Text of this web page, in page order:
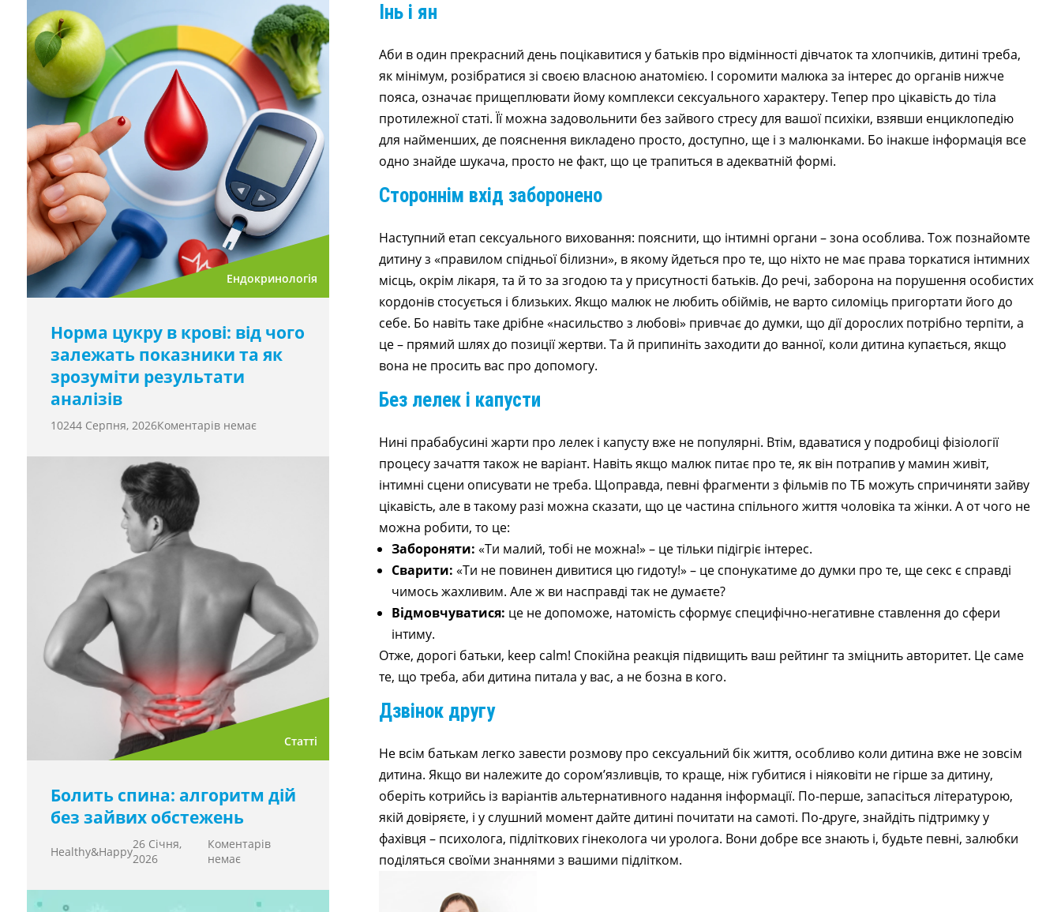
Ендокринологія
Норма цукру в крові: від чого
залежать показники та як
зрозуміти результати
аналізів
10244 Серпня, 2026Коментарів немає
Статті
Болить спина: алгоритм дій
без зайвих обстежень
Healthy&Happy26 Січня,
2026
Коментарів
немає
Інь і ян
Аби в один прекрасний день поцікавитися у батьків про відмінності дівчаток та хлопчиків, дитині треба,
як мінімум, розібратися зі своєю власною анатомією. І соромити малюка за інтерес до органів нижче
пояса, означає прищеплювати йому комплекси сексуального характеру. Тепер про цікавість до тіла
протилежної статі. Її можна задовольнити без зайвого стресу для вашої психіки, взявши енциклопедію
для найменших, де пояснення викладено просто, доступно, ще і з малюнками. Бо інакше інформація все
одно знайде шукача, просто не факт, що це трапиться в адекватній формі.
Стороннім вхід заборонено
Наступний етап сексуального виховання: пояснити, що інтимні органи – зона особлива. Тож познайомте
дитину з «правилом спідньої білизни», в якому йдеться про те, що ніхто не має права торкатися інтимних
місць, окрім лікаря, та й то за згодою та у присутності батьків. До речі, заборона на порушення особистих
кордонів стосується і близьких. Якщо малюк не любить обіймів, не варто силоміць пригортати його до
себе. Бо навіть таке дрібне «насильство з любові» привчає до думки, що дії дорослих потрібно терпіти, а
це – прямий шлях до позиції жертви. Та й припиніть заходити до ванної, коли дитина купається, якщо
вона не просить вас про допомогу.
Без лелек і капусти
Нині прабабусині жарти про лелек і капусту вже не популярні. Втім, вдаватися у подробиці фізіології
процесу зачаття також не варіант. Навіть якщо малюк питає про те, як він потрапив у мамин живіт,
інтимні сцени описувати не треба. Щоправда, певні фрагменти з фільмів по ТБ можуть спричиняти зайву
цікавість, але в такому разі можна сказати, що це частина спільного життя чоловіка та жінки. А от чого не
можна робити, то це:
Забороняти: «Ти малий, тобі не можна!» – це тільки підігріє інтерес.
Сварити: «Ти не повинен дивитися цю гидоту!» – це спонукатиме до думки про те, ще секс є справді
чимось жахливим. Але ж ви насправді так не думаєте?
Відмовчуватися: це не допоможе, натомість сформує специфічно-негативне ставлення до сфери
інтиму.
Отже, дорогі батьки, keep calm! Спокійна реакція підвищить ваш рейтинг та зміцнить авторитет. Це саме
те, що треба, аби дитина питала у вас, а не бозна в кого.
Дзвінок другу
Не всім батькам легко завести розмову про сексуальний бік життя, особливо коли дитина вже не зовсім
дитина. Якщо ви належите до сором’язливців, то краще, ніж губитися і ніяковіти не гірше за дитину,
оберіть котрийсь із варіантів альтернативного надання інформації. По-перше, запасіться літературою,
якій довіряєте, і у слушний момент дайте дитині почитати на самоті. По-друге, знайдіть підтримку у
фахівця – психолога, підліткових гінеколога чи уролога. Вони добре все знають і, будьте певні, залюбки
поділяться своїми знаннями з вашими підлітком.